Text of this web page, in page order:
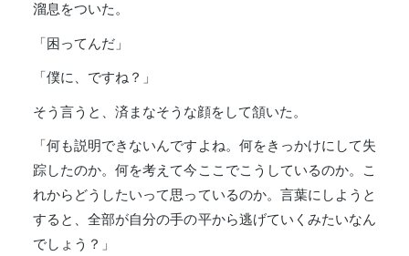
溜息をついた。
「困ってんだ」
「僕に、ですね？」
そう言うと、済まなそうな顔をして頷いた。
「何も説明できないんですよね。何をきっかけにして失
踪したのか。何を考えて今ここでこうしているのか。こ
れからどうしたいって思っているのか。言葉にしようと
すると、全部が自分の手の平から逃げていくみたいなん
でしょう？」